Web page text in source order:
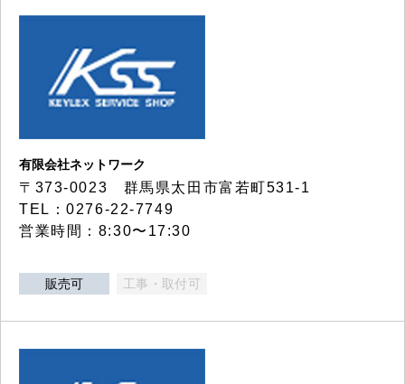
有限会社ネットワーク
〒373-0023 群馬県太田市富若町531-1
TEL：0276-22-7749
営業時間：8:30〜17:30
販売可 工事・取付可